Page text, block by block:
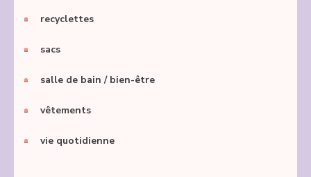
recyclettes
sacs
salle de bain / bien-être
vêtements
vie quotidienne